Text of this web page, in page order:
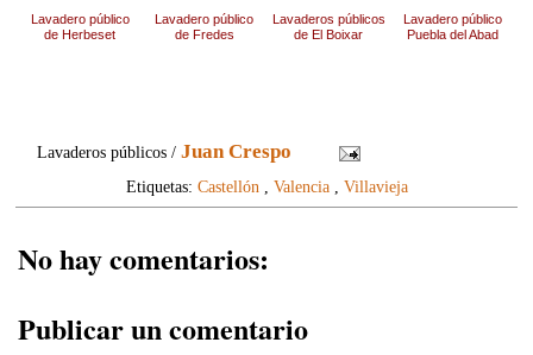
Lavadero público
de Herbeset
Lavadero público
de Fredes
Lavaderos públicos
de El Boixar
Lavadero público
Puebla del Abad
Lavaderos públicos /Juan Crespo
Etiquetas: Castellón, Valencia, Villavieja
No hay comentarios:
Publicar un comentario